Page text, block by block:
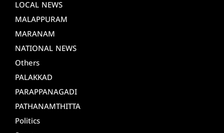
LOCAL NEWS
MALAPPURAM
MARANAM
NATIONAL NEWS
Others
PALAKKAD
PARAPPANAGADI
PATHANAMTHITTA
Politics